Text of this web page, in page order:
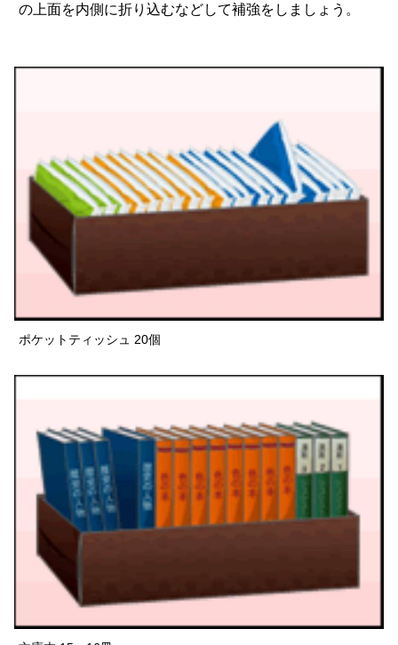
の上面を内側に折り込むなどして補強をしましょう。
ポケットティッシュ 20個